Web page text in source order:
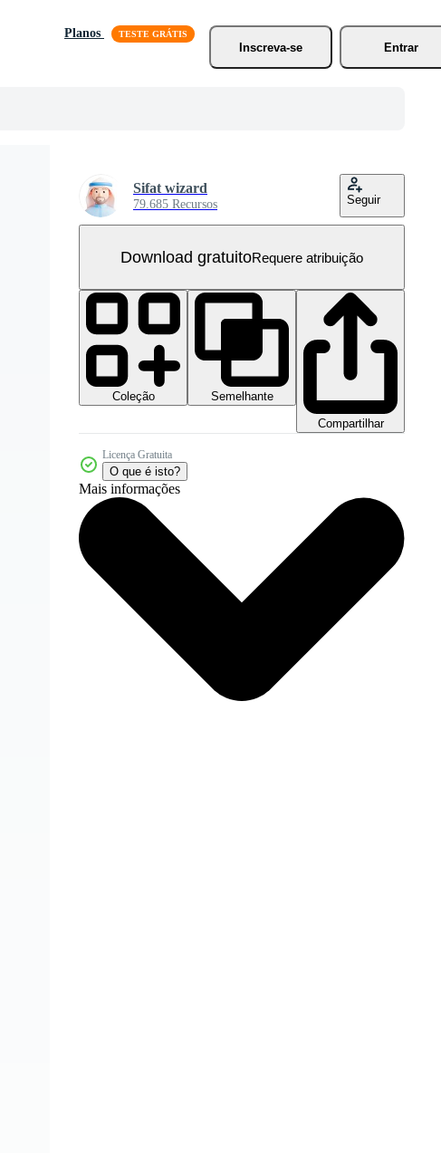
Planos
Inscreva-se
Entrar
Sifat wizard
79.685 Recursos Seguir
Download gratuitoRequere atribuição
Coleção
Semelhante
Compartilhar
Licença Gratuita
O que é isto?
Mais informações